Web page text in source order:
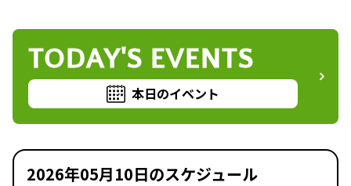
TODAY'S EVENTS
本日のイベント
2026年05月10日のスケジュール